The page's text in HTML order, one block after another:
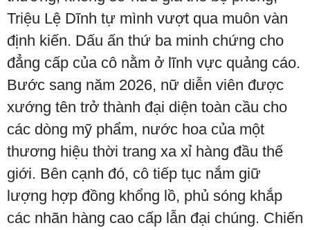
Triệu Lệ Dĩnh tự mình vượt qua muôn vàn
định kiến. Dấu ấn thứ ba minh chứng cho
đẳng cấp của cô nằm ở lĩnh vực quảng cáo.
Bước sang năm 2026, nữ diễn viên được
xướng tên trở thành đại diện toàn cầu cho
các dòng mỹ phẩm, nước hoa của một
thương hiệu thời trang xa xỉ hàng đầu thế
giới. Bên cạnh đó, cô tiếp tục nắm giữ
lượng hợp đồng khổng lồ, phủ sóng khắp
các nhãn hàng cao cấp lẫn đại chúng. Chiến